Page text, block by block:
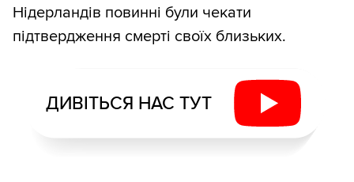
Нідерландів повинні були чекати
підтвердження смерті своїх близьких.
ДИВІТЬСЯ НАС ТУТ